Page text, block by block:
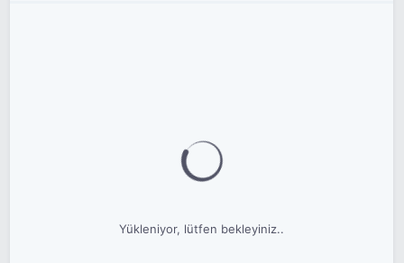
Yükleniyor, lütfen bekleyiniz..